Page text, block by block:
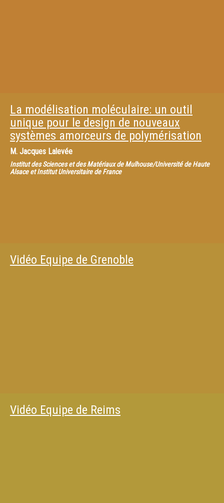
La modélisation moléculaire: un outil
unique pour le design de nouveaux
systèmes amorceurs de polymérisation
M. Jacques Lalevée
Institut des Sciences et des Matériaux de Mulhouse/Université de Haute
Alsace et Institut Universitaire de France
Vidéo Equipe de Grenoble
Vidéo Equipe de Reims